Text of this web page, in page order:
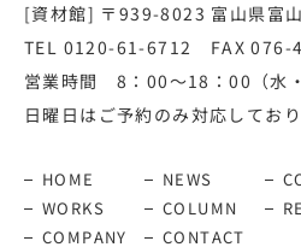
[資材館] 〒939-8023 富山県富
TEL 0120-61-6712 FAX 076-
営業時間 8：00～18：00（水・
日曜日はご予約のみ対応してお
HOME NEWS
WORKS
COLUMN
COMPANY
CONTACT